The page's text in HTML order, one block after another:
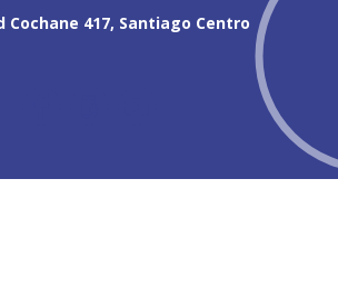
Cochane 417, Santiago Centro